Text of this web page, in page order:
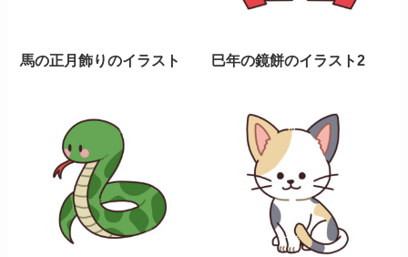
馬の正月飾りのイラスト 巳年の鏡餅のイラスト2